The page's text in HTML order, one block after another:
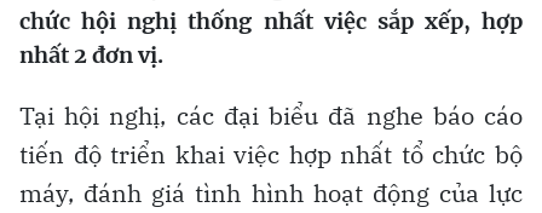
chức hội nghị thống nhất việc sắp xếp, hợp
nhất 2 đơn vị.
Tại hội nghị, các đại biểu đã nghe báo cáo
tiến độ triển khai việc hợp nhất tổ chức bộ
máy, đánh giá tình hình hoạt động của lực